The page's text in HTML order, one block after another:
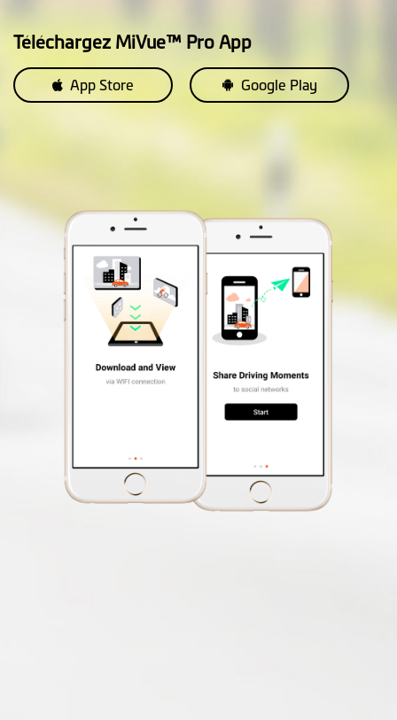
intelligent : détection de
mouvement et d’impact
Enregistrement
personnalisée
Mode Photo
(La possibilité de prendre des
photos tout en enregistrant une
vidéo)
Mise sous tension
automatique
Mise à jour OTA
Téléchargez MiVue™ Pro App
App Store Google Play